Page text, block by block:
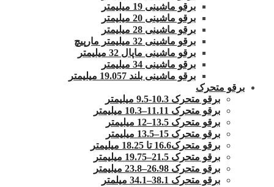
برقو ماشینی 19 میلیمتر
برقو ماشینی 20 میلیمتر
برقو ماشینی 28 میلیمتر
برقو ماشینی 32 میلیمتر مارپیچ
برقو ماشینی ماپال 32 میلیمتر
برقو ماشینی 34 میلیمتر
برقو ماشینی بلند 19.057 میلیمتر
برقو متحرک
برقو متحرک 10.3-9.5 میلیمتر
برقو متحرک 11.11–10.3 میلیمتر
برقو متحرک 13.5–12 میلیمتر
برقو متحرک 15–13.5 میلیمتر
برقو متحرک16.6 تا 18.25 میلیمتر
برقو متحرک 21.5–19.75 میلیمتر
برقو متحرک 26.98–23.8 میلیمتر
برقو متحرک 38.1–34.1 میلمتر